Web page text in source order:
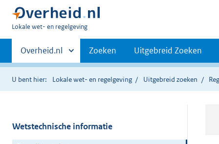
U
hier:
Lokale wet- en regelgeving
Primaire
navigatie
Andere
sites
binnen
Overheid.nl Zoeken Uitgebreid Zoeken
U bent hier: Lokale wet- en regelgeving Uitgebreid zoeken
Wetstechnische informatie